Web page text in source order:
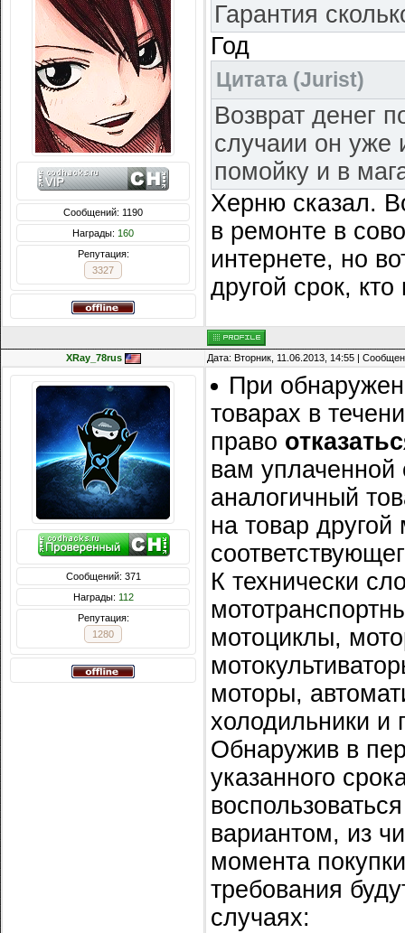
Сообщений: 1190
Награды: 160
Репутация:
3327
Гарантия
Год
Цитата (Jurist)
Возврат денег
случаии он уже
помойку и в
Херню сказал.
в ремонте в
интернете, но
другой срок,
XRay_78rus Дата: Вторник, 11.06.2013, 14:55 |
Сообщений: 371
Награды: 112
Репутация:
1280
При
товарах в
право
вам
аналогичный
на товар
К технически
мотоциклы,
моторы,
холодильники и
Обнаружив в
указанного
вариантом, из
момента
требования
случаях: